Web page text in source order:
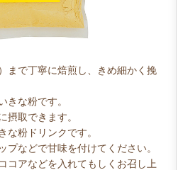
まで丁寧に焙煎し、きめ細かく挽
きな粉です。
摂取できます。
な粉ドリンクです。
プなどで甘味を付けてください。
コアなどを入れてもしくお召し上